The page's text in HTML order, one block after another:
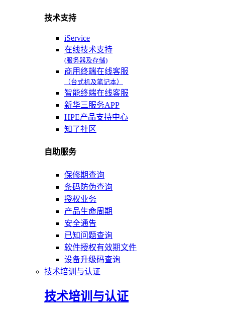
技术支持
iService
在线技术支持
(服务器及存储)
商用终端在线客服
（台式机及笔记本）
智能终端在线客服
新华三服务APP
HPE产品支持中心
知了社区
自助服务
保修期查询
条码防伪查询
授权业务
产品生命周期
安全通告
已知问题查询
软件授权有效期文件
设备升级码查询
技术培训与认证
技术培训与认证